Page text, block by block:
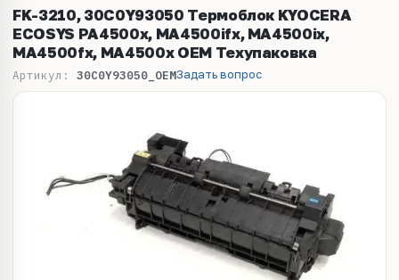
FK-3210, 30C0Y93050 Термоблок KYOCERA
ECOSYS PA4500x, MA4500ifx, MA4500ix,
MA4500fx, MA4500x OEM Техупаковка
Артикул: 30C0Y93050_OEMЗадать вопрос